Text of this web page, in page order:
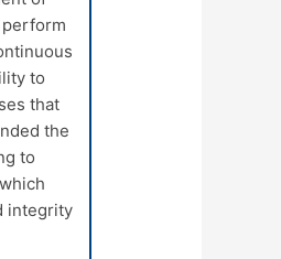
to
that
the
to
integrity